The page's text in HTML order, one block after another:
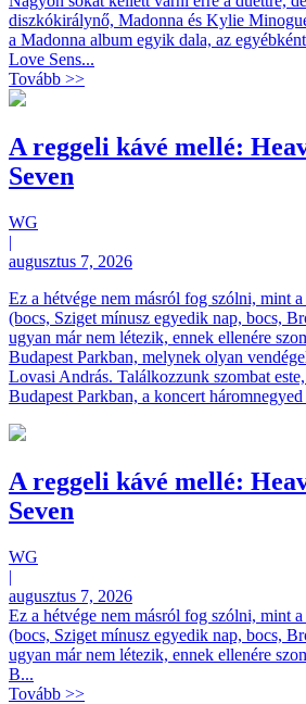
diszkókirálynő, Madonna és Kylie
a Madonna album egyik dala, az
Love Sens...
Tovább >>
A reggeli kávé mellé:
Seven
WG
|
augusztus 7, 2026
Ez a hétvége nem másról fog szólni, mint
(bocs, Sziget mínusz egyedik nap, bocs,
ugyan már nem létezik, ennek ellenére
Budapest Parkban, melynek olyan
Lovasi András. Találkozzunk szombat
Budapest Parkban, a koncert
A reggeli kávé mellé:
Seven
WG
|
augusztus 7, 2026
Ez a hétvége nem másról fog szólni, mint
(bocs, Sziget mínusz egyedik nap, bocs,
ugyan már nem létezik, ennek ellenére
B...
Tovább >>